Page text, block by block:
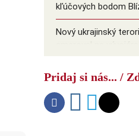
kľúčových bodom
Nový ukrajinský
smeroval na
Pridaj si nás... /